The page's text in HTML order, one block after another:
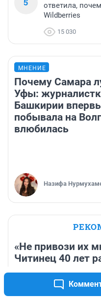
5
ответила,
Wildberries
15 030
МНЕНИЕ
Почему Самара
Уфы:
Башкирии
побывала на
влюбилась
Назифа
«Не привози их
Читинец 40 лет
которые всегда
11 557 11